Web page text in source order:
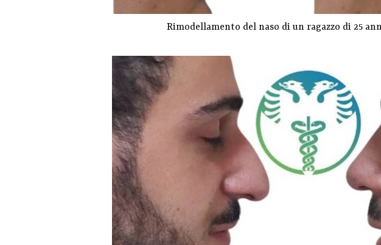
Rimodellamento del naso di un ragazzo di 25